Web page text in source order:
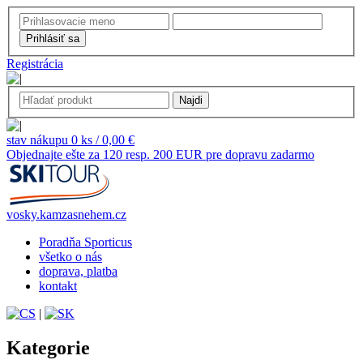
Registrácia
stav nákupu 0 ks / 0,00 €
Objednajte ešte za 120 resp. 200 EUR pre dopravu zadarmo
vosky.kamzasnehem.cz
Poradňa Sporticus
všetko o nás
doprava, platba
kontakt
|
Kategorie